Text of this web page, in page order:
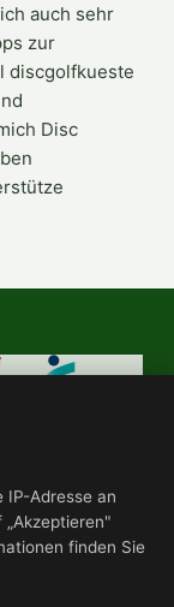
auch sehr
zur
discgolfkueste
Disc
IP-Adresse an
finden Sie